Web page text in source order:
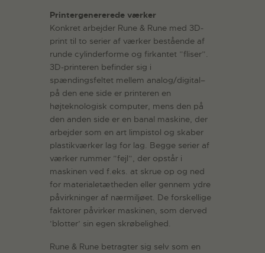
Printergenererede værker
Konkret arbejder Rune & Rune med 3D-
print til to serier af værker bestående af
runde cylinderforme og firkantet ”fliser”.
3D-printeren befinder sig i
spændingsfeltet mellem analog/digital–
på den ene side er printeren en
højteknologisk computer, mens den på
den anden side er en banal maskine, der
arbejder som en art limpistol og skaber
plastikværker lag for lag. Begge serier af
værker rummer ”fejl”, der opstår i
maskinen ved f.eks. at skrue op og ned
for materialetætheden eller gennem ydre
påvirkninger af nærmiljøet. De forskellige
faktorer påvirker maskinen, som derved
’blotter’ sin egen skrøbelighed.
Rune & Rune betragter sig selv som en